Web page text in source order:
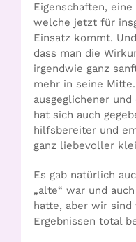
Eigenschaften,
welche jetzt für
Einsatz kommt.
dass man die
irgendwie ganz
mehr in seine
ausgeglichener
hat sich auch
hilfsbereiter und
ganz liebevoller
Es gab natürlich
„alte“ war und
hatte, aber wir sind
Ergebnissen total